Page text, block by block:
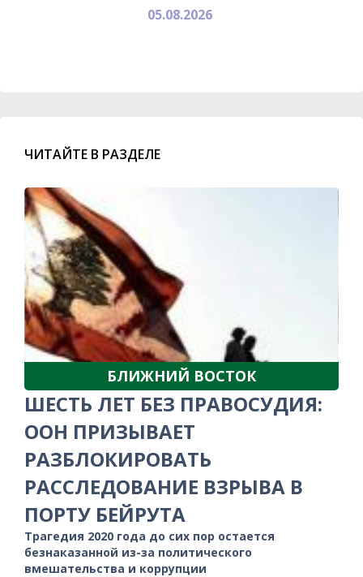
05.08.2026
ЧИТАЙТЕ В РАЗДЕЛЕ
БЛИЖНИЙ ВОСТОК
ШЕСТЬ ЛЕТ БЕЗ ПРАВОСУДИЯ:
ООН ПРИЗЫВАЕТ
РАЗБЛОКИРОВАТЬ
РАССЛЕДОВАНИЕ ВЗРЫВА В
ПОРТУ БЕЙРУТА
Трагедия 2020 года до сих пор остается
безнаказанной из-за политического
вмешательства и коррупции